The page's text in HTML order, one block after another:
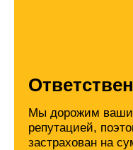
Мы дорожим
репутацией,
застрахован на